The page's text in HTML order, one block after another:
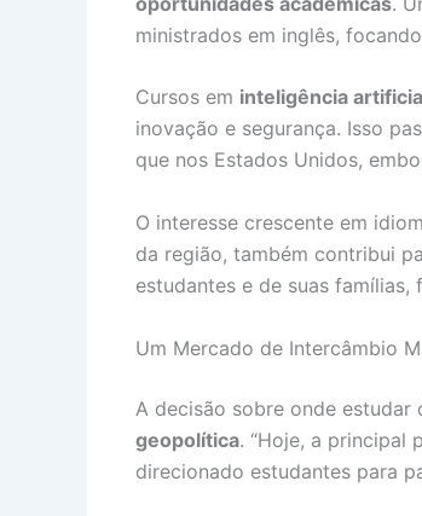
ministrados em inglês,
Cursos em inteligência
inovação e segurança. Isso
que nos Estados Unidos,
O interesse crescente em
da região, também contribui
estudantes e de suas
Um Mercado de Intercâmbio
A decisão sobre onde
geopolítica. “Hoje, a principal
direcionado estudantes para